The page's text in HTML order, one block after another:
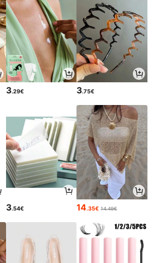
3.29€ 3.75€
3.54€ 14.35€ 14.49€